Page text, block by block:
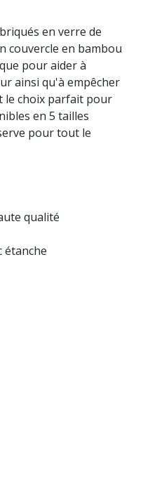
en verre de
couvercle en bambou
pour aider à
ainsi qu'à empêcher
le choix parfait pour
en 5 tailles
pour tout le
qualité
étanche